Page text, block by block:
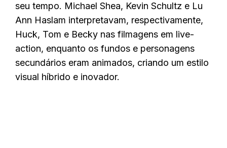
seu tempo. Michael Shea, Kevin Schultz e Lu
Ann Haslam interpretavam, respectivamente,
Huck, Tom e Becky nas filmagens em live-
action, enquanto os fundos e personagens
secundários eram animados, criando um estilo
visual híbrido e inovador.